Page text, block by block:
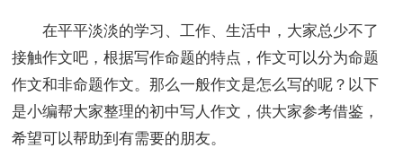
在平平淡淡的学习、工作、生活中，大家总少不了
接触作文吧，根据写作命题的特点，作文可以分为命题
作文和非命题作文。那么一般作文是怎么写的呢？以下
是小编帮大家整理的初中写人作文，供大家参考借鉴，
希望可以帮助到有需要的朋友。